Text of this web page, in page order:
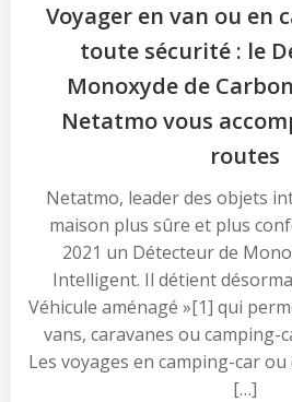
Voyager en van ou en
toute sécurité : le
Monoxyde de
Netatmo vous
routes
Netatmo, leader des objets
maison plus sûre et plus
2021 un Détecteur de
Intelligent. Il détient
Véhicule aménagé »[1] qui
vans, caravanes ou camping-
Les voyages en camping-car
[…]